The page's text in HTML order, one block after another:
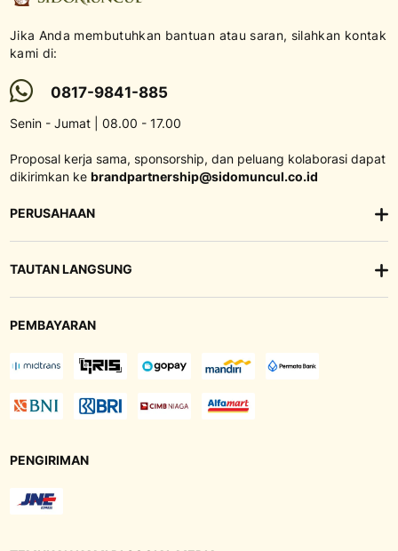
Jika Anda membutuhkan bantuan atau saran, silahkan kontak
kami di:
0817-9841-885
Senin - Jumat | 08.00 - 17.00
Proposal kerja sama, sponsorship, dan peluang kolaborasi dapat
dikirimkan ke brandpartnership@sidomuncul.co.id
PERUSAHAAN
TAUTAN LANGSUNG
PEMBAYARAN
PENGIRIMAN